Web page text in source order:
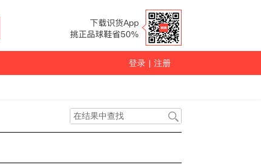
登录 | 注册